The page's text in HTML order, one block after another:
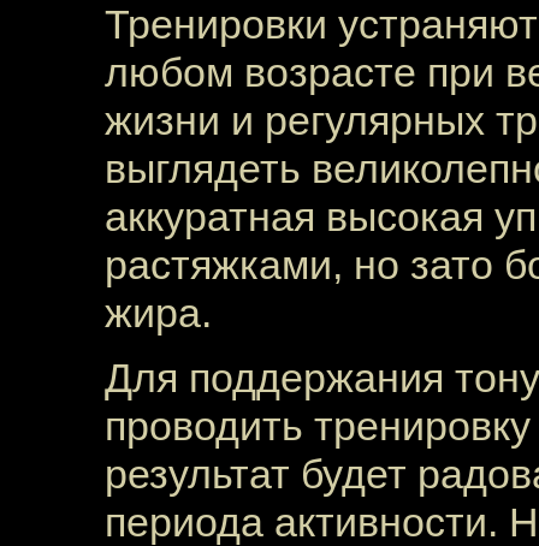
Тренировки
любом возрасте при
жизни и регулярных
выглядеть
аккуратная высокая
растяжками, но зато
жира.
Для поддержания
проводить
результат будет
периода активности.